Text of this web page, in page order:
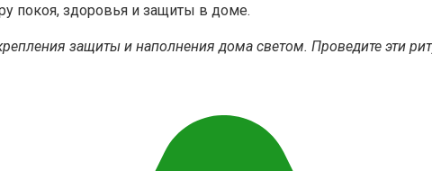
покоя, здоровья и защиты в доме.
защиты и наполнения дома светом. Проведите эти